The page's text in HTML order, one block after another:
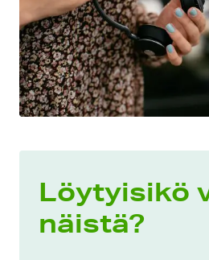
Löytyisikö
näistä?